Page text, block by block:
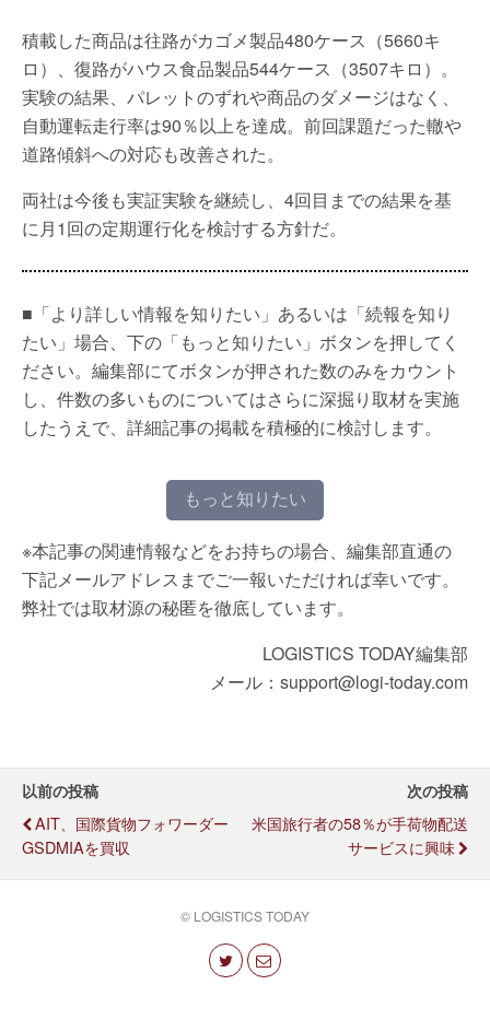
積載した商品は往路がカゴメ製品480ケース（5660キ
ロ）、復路がハウス食品製品544ケース（3507キロ）。
実験の結果、パレットのずれや商品のダメージはなく、
自動運転走行率は90％以上を達成。前回課題だった轍や
道路傾斜への対応も改善された。
両社は今後も実証実験を継続し、4回目までの結果を基
に月1回の定期運行化を検討する方針だ。
■「より詳しい情報を知りたい」あるいは「続報を知り
たい」場合、下の「もっと知りたい」ボタンを押してく
ださい。編集部にてボタンが押された数のみをカウント
し、件数の多いものについてはさらに深掘り取材を実施
したうえで、詳細記事の掲載を積極的に検討します。
もっと知りたい
※本記事の関連情報などをお持ちの場合、編集部直通の
下記メールアドレスまでご一報いただければ幸いです。
弊社では取材源の秘匿を徹底しています。
LOGISTICS TODAY編集部
メール：support@logi-today.com
以前の投稿
AIT、国際貨物フォワーダー
GSDMIAを買収
次の投稿
米国旅行者の58％が手荷物配送
サービスに興味
© LOGISTICS TODAY